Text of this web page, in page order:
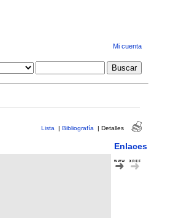
Mi cuenta
Lista | Bibliografía | Detalles
Enlaces